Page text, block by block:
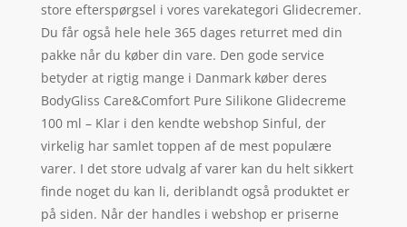
store efterspørgsel i vores varekategori Glidecremer.
Du får også hele hele 365 dages returret med din
pakke når du køber din vare. Den gode service
betyder at rigtig mange i Danmark køber deres
BodyGliss Care&Comfort Pure Silikone Glidecreme
100 ml – Klar i den kendte webshop Sinful, der
virkelig har samlet toppen af de mest populære
varer. I det store udvalg af varer kan du helt sikkert
finde noget du kan li, deriblandt også produktet er
på siden. Når der handles i webshop er priserne